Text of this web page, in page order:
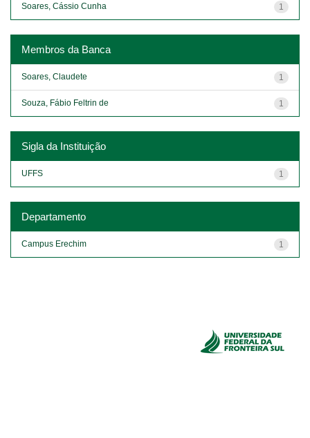
1
Soares, Cássio Cunha
Membros da Banca
1
Soares, Claudete
1
Souza, Fábio Feltrin de
Sigla da Instituição
1
UFFS
Departamento
1
Campus Erechim